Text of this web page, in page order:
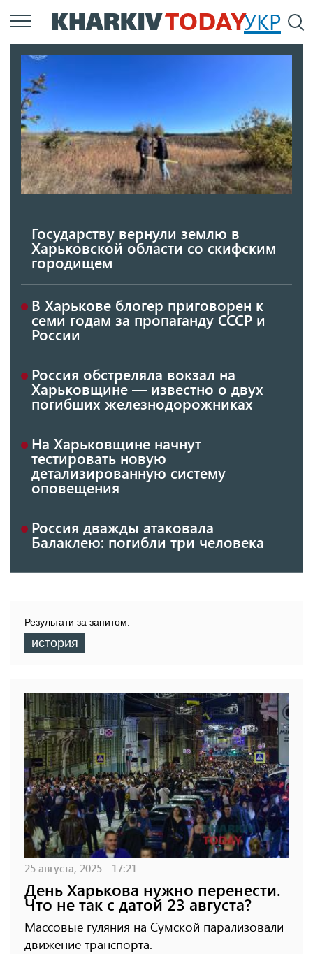
Перейти
к
УКР
Государству вернули землю в
Харьковской области со скифским
городищем
В Харькове блогер приговорен к
семи годам за пропаганду СССР и
России
Россия обстреляла вокзал на
Харьковщине — известно о двух
погибших железнодорожниках
На Харьковщине начнут
тестировать новую
детализированную систему
оповещения
Россия дважды атаковала
Балаклею: погибли три человека
Результати за запитом:
история
25 августа, 2025 - 17:21
День Харькова нужно перенести.
Что не так с датой 23 августа?
Массовые гуляния на Сумской парализовали
движение транспорта.